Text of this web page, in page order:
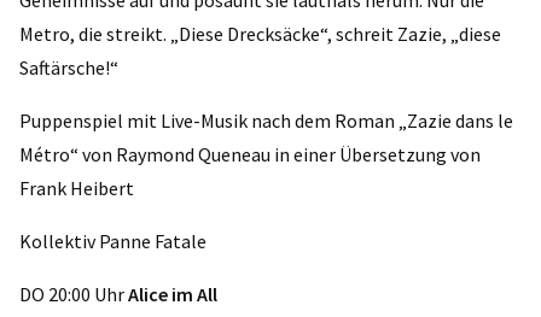
Metro, die streikt. „Diese Drecksäcke“, schreit Zazie, „diese
Saftärsche!“
Puppenspiel mit Live-Musik nach dem Roman „Zazie dans le
Métro“ von Raymond Queneau in einer Übersetzung von
Frank Heibert
Kollektiv Panne Fatale
DO 20:00 UhrAlice im All